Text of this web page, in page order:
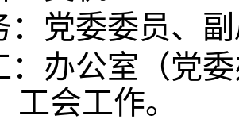
：党委委员、
：办公室（党
工会工作。